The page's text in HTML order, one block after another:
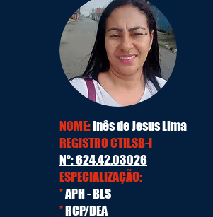
NOME:Inês de Jesus Lima
REGISTRO CTILSB-I
Nº: 624.42.03026
ESPECIALIZAÇÃO:
*APH - BLS
*RCP/DEA